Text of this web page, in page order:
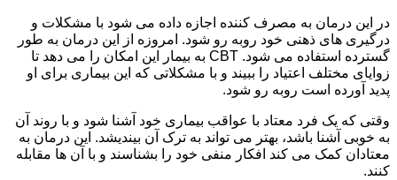
در این درمان به مصرف کننده اجازه داده می شود با مشکلات و
درگیری های ذهنی خود روبه رو شود. امروزه از این درمان به طور
گسترده استفاده می شود. CBT به بیمار این امکان را می دهد تا
زوایای مختلف اعتیاد را ببیند و با مشکلاتی که این بیماری برای او
پدید آورده است روبه رو شود.
وقتی که یک فرد معتاد با عواقب بیماری خود آشنا شود و با روند آن
به خوبی آشنا باشد، بهتر می تواند به ترک آن بیندیشد. این درمان به
معتادان کمک می کند افکار منفی خود را بشناسند و با آن ها مقابله
کنند.